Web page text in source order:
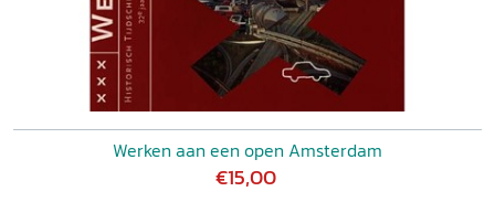
Werken aan een open Amsterdam
€15,00